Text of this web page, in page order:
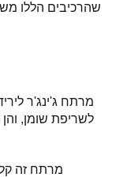
שהרכיבים הללו
מרתח ג'ינג'ר
לשריפת שומן,
מרתח זה